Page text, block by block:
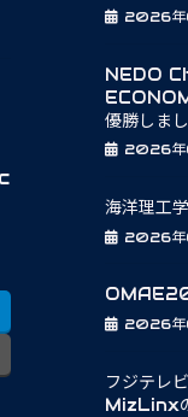
2026年
NEDO
優勝しまし
2026年
海洋理工
2026年
2026年
フジテレ
MizLinx